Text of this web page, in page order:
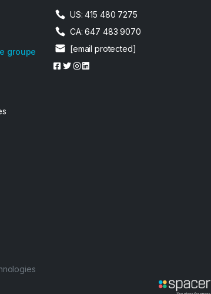
groupe
US: 415 480 7275
CA: 647 483 9070
[email protected]